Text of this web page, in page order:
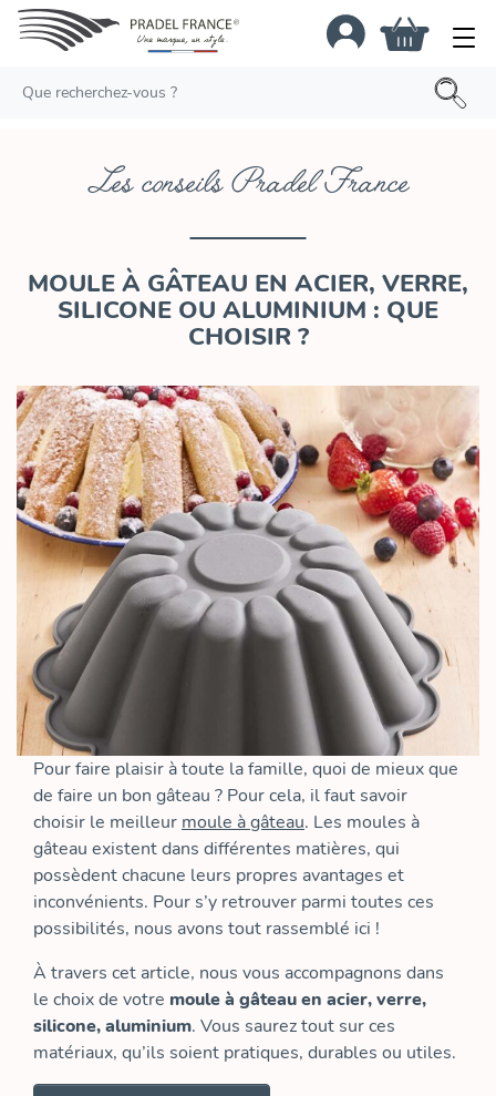
Les conseils Pradel France
MOULE À GÂTEAU EN ACIER, VERRE,
SILICONE OU ALUMINIUM : QUE
CHOISIR ?
Pour faire plaisir à toute la famille, quoi de mieux que
de faire un bon gâteau ? Pour cela, il faut savoir
choisir le meilleur moule à gâteau. Les moules à
gâteau existent dans différentes matières, qui
possèdent chacune leurs propres avantages et
inconvénients. Pour s’y retrouver parmi toutes ces
possibilités, nous avons tout rassemblé ici !
À travers cet article, nous vous accompagnons dans
le choix de votre moule à gâteau en acier, verre,
silicone, aluminium. Vous saurez tout sur ces
matériaux, qu’ils soient pratiques, durables ou utiles.